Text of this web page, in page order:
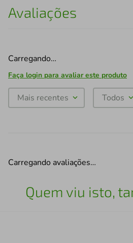
Avaliações
Carregando…
Faça login para avaliar este produto
Mais recentes Todos
Carregando avaliações…
Quem viu isto,